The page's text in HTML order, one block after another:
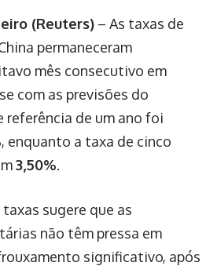
(Reuters) – As taxas de
permaneceram
mês consecutivo em
com as previsões do
referência de um ano foi
, enquanto a taxa de cinco
3,50%.
sugere que as
não têm pressa em
significativo, após